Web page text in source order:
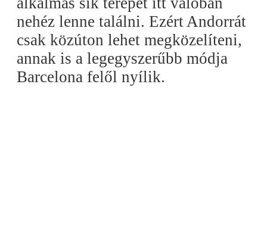
nehéz lenne találni. Ezért Andorrát
csak közúton lehet megközelíteni,
annak is a legegyszerűbb módja
Barcelona felől nyílik.